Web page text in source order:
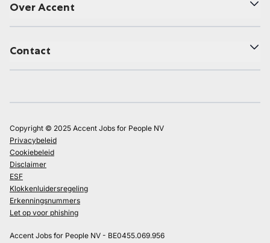
Over Accent
Contact
Copyright © 2025 Accent Jobs for People NV
Privacybeleid
Cookiebeleid
Disclaimer
ESF
Klokkenluidersregeling
Erkenningsnummers
Let op voor phishing
Accent Jobs for People NV - BE0455.069.956